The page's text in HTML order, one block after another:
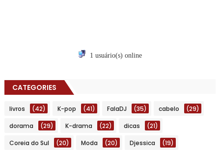
1 usuário(s) online
CATEGORIES
livros (42) K-pop (41) FalaDJ (35) cabelo (29)
dorama (29) K-drama (22) dicas (21)
Coreia do Sul (20) Moda (20) Djessica (19)